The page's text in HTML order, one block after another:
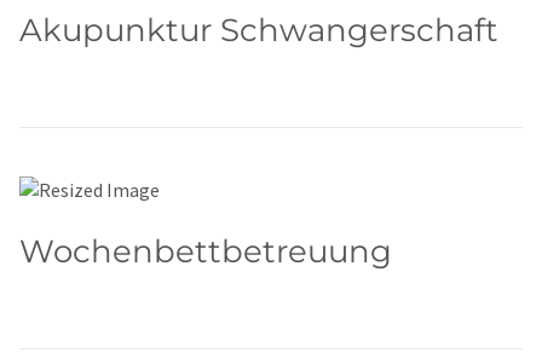
Akupunktur Schwangerschaft
Wochenbettbetreuung